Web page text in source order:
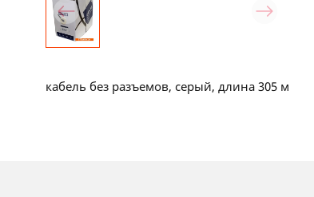
кабель без разъемов, серый, длина 305 м